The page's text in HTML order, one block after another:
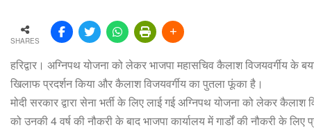
SHARES
हरिद्वार। अग्निपथ योजना को लेकर भाजपा महासचिव कैलाश विजयवर्गीय के
खिलाफ प्रदर्शन किया और कैलाश विजयवर्गीय का पुतला फूंका है।
मोदी सरकार द्वारा सेना भर्ती के लिए लाई गई अग्निपथ योजना को लेकर कैलाश
को उनकी 4 वर्ष की नौकरी के बाद भाजपा कार्यालय में गार्डों की नौकरी के लिए